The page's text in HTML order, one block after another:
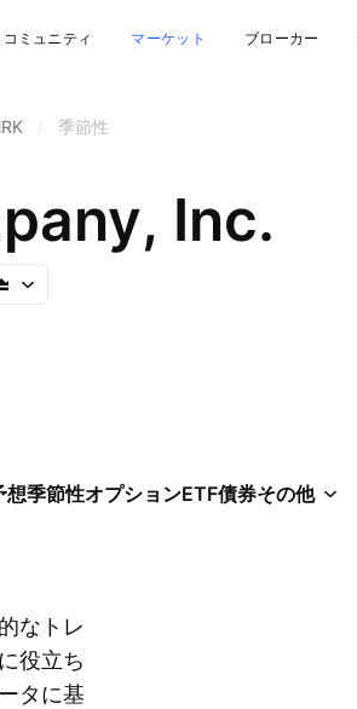
コミュニティ マーケット ブローカー
季節性
Inc.
想季節性オプションETF債券その他
なトレ
役立ち
タに基